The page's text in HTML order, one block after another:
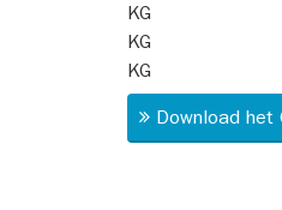
KG
KG
KG
Download